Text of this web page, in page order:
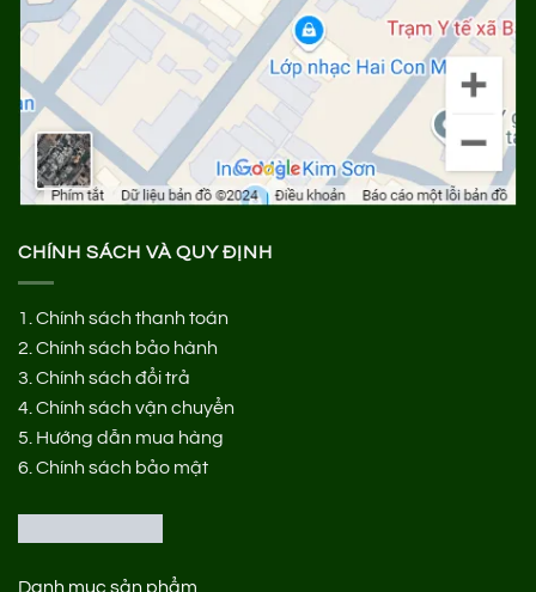
CHÍNH SÁCH VÀ QUY ĐỊNH
1. Chính sách thanh toán
2. Chính sách bảo hành
3. Chính sách đổi trả
4. Chính sách vận chuyển
5. Hướng dẫn mua hàng
6. Chính sách bảo mật
Danh mục sản phẩm